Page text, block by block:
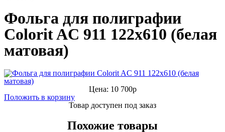
Фольга для полиграфии
Colorit AC 911 122x610 (белая
матовая)
Цена: 10 700р
Положить в корзину
Товар доступен под заказ
Похожие товары